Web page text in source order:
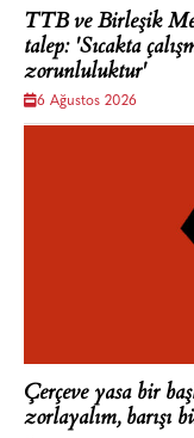
TTB ve Birleşik
talep: 'Sıcakta
zorunluluktur'
6 Ağustos 2026
Çerçeve yasa bir
zorlayalım, barışı